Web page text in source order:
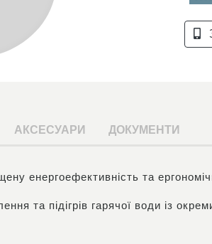
АКСЕСУАРИ ДОКУМЕНТИ
енергоефективність та
та підігрів гарячої води із